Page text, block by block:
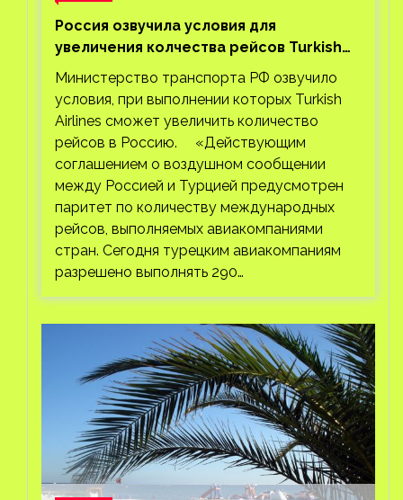
Россия озвучила условия для
увеличения колчества рейсов Turkish
Airlines
Министерство транспорта РФ озвучило
условия, при выполнении которых Turkish
Airlines сможет увеличить количество
рейсов в Россию. «Действующим
соглашением о воздушном сообщении
между Россией и Турцией предусмотрен
паритет по количеству международных
рейсов, выполняемых авиакомпаниями
стран. Сегодня турецким авиакомпаниям
разрешено выполнять 290…